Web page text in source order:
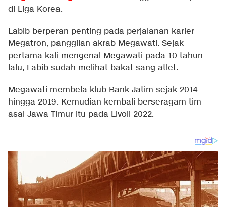
di Liga Korea.
Labib berperan penting pada perjalanan karier
Megatron, panggilan akrab Megawati. Sejak
pertama kali mengenal Megawati pada 10 tahun
lalu, Labib sudah melihat bakat sang atlet.
Megawati membela klub Bank Jatim sejak 2014
hingga 2019. Kemudian kembali berseragam tim
asal Jawa Timur itu pada Livoli 2022.